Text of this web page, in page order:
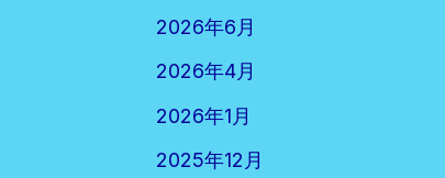
2026年6月
2026年4月
2026年1月
2025年12月